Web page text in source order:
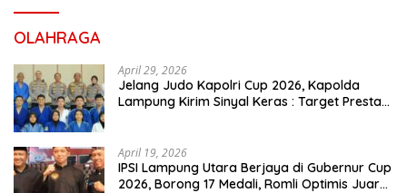
OLAHRAGA
April 29, 2026
Jelang Judo Kapolri Cup 2026, Kapolda
Lampung Kirim Sinyal Keras : Target Prestasi
April 19, 2026
IPSI Lampung Utara Berjaya di Gubernur Cup
2026, Borong 17 Medali, Romli Optimis Juara